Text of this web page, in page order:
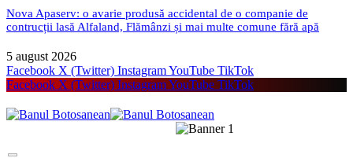
Nova Apaserv: o avarie produsă accidental de o companie de
contrucții lasă Alfaland, Flămânzi și mai multe comune fără apă
5 august 2026
Facebook X (Twitter) InstagramYouTube TikTok
Facebook X (Twitter) InstagramYouTube TikTok